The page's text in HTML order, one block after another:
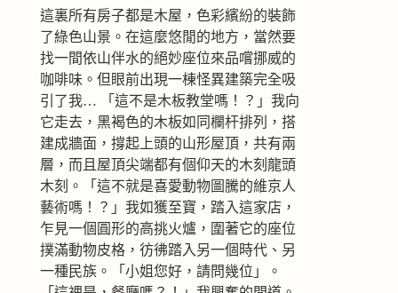
這裏所有房子都是木屋，色彩繽紛的裝飾
了綠色山景。在這麼悠閒的地方，當然要
找一間依山伴水的絕妙座位來品嚐挪威的
咖啡味。但眼前出現一棟怪異建築完全吸
引了我… 「這不是木板教堂嗎！？」我向
它走去，黑褐色的木板如同欄杆排列，搭
建成牆面，撐起上頭的山形屋頂，共有兩
層，而且屋頂尖端都有個仰天的木刻龍頭
木刻。「這不就是喜愛動物圖騰的維京人
藝術嗎！？」我如獲至寶，踏入這家店，
乍見一個圓形的高挑火爐，圍著它的座位
撲滿動物皮格，彷彿踏入另一個時代、另
一種民族。
「小姐您好，請問幾位」。